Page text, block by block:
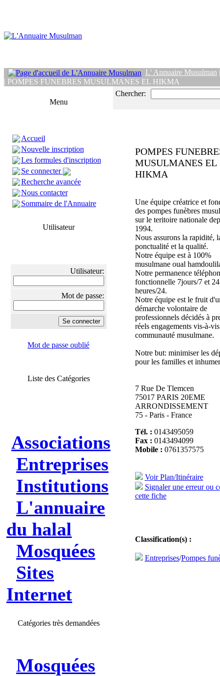
L' Annuaire Musulman
| POMPES FUNEBRES MUSULMANES EL HIKMA
Menu
Accueil
Nouvelle inscription
Les formules d'inscription
Se connecter
Recherche avancée
Nous contacter
Sommaire de l'Annuaire
Utilisateur
Utilisateur:
Mot de passe:
Mot de passe oublié
Liste des Catégories
Associations
Entreprises
Institutions
L'annuaire
du halal
Mosquées
Sites
Internet
Catégories très demandées
Mosquées
Chercher:
POMPES
MUSULMANES EL
HIKMA
Une équipe créatrice et
des pompes funèbres
sur le teritoire nationale
1994.
Nous assurons la rapidité,
ponctualité et la qualité.
Notre équipe est à 100%
musulmane oual
Notre permanence
fonctionnelle 7jours/7 et 24
heures/24.
Notre équipe est le fruit
démarche volontaire de
professionnels décidés à
réels engagements vis-à-
communauté musulmane.
Notre but: minimiser les
pour les familles et
7 Rue De Tlemcen
75017 PARIS 20EME
ARRONDISSEMENT
75 - Paris - France
Tél. : 0143495059
Fax : 0143494099
Mobile : 0761357575
Voir Plan/Itinéraire
Signaler une erreur ou
cette fiche
Classification(s) :
Entreprises/Pompes